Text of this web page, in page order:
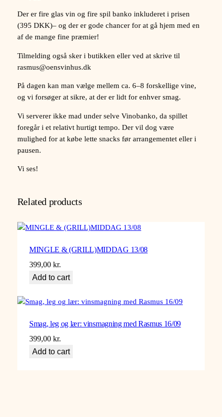
q
u
a
t
y
Der er fire glas vin og fire spil banko inkluderet i prisen
(395 DKK)– og der er gode chancer for at gå hjem med en
af de mange fine præmier!
Tilmelding også sker i butikken eller ved at skrive til
rasmus@oensvinhus.dk
På dagen kan man vælge mellem ca. 6–8 forskellige vine,
og vi forsøger at sikre, at der er lidt for enhver smag.
Vi serverer ikke mad under selve Vinobanko, da spillet
foregår i et relativt hurtigt tempo. Der vil dog være
mulighed for at købe lette snacks før arrangementet eller i
pausen.
Vi ses!
Related products
MINGLE & (GRILL)MIDDAG 13/08
399,00 kr.
Add to cart
Smag, leg og lær: vinsmagning med Rasmus 16/09
399,00 kr.
Add to cart